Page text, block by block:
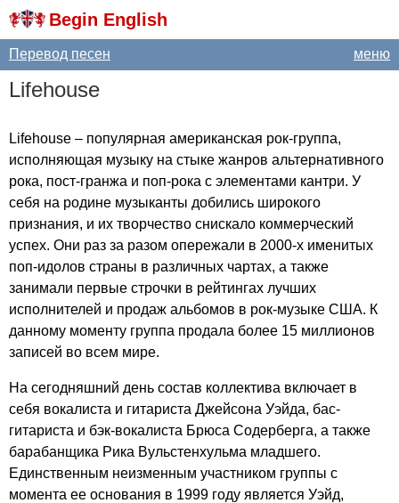
Begin English
меню
Перевод песен
Lifehouse
Lifehouse – популярная американская рок-группа,
исполняющая музыку на стыке жанров альтернативного
рока, пост-гранжа и поп-рока с элементами кантри. У
себя на родине музыканты добились широкого
признания, и их творчество снискало коммерческий
успех. Они раз за разом опережали в 2000-х именитых
поп-идолов страны в различных чартах, а также
занимали первые строчки в рейтингах лучших
исполнителей и продаж альбомов в рок-музыке США. К
данному моменту группа продала более 15 миллионов
записей во всем мире.
На сегодняшний день состав коллектива включает в
себя вокалиста и гитариста Джейсона Уэйда, бас-
гитариста и бэк-вокалиста Брюса Содерберга, а также
барабанщика Рика Вульстенхульма младшего.
Единственным неизменным участником группы с
момента ее основания в 1999 году является Уэйд,